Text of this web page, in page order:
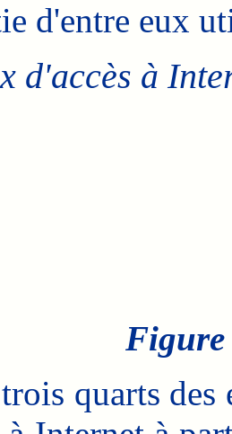
d'entre eux
d'accès à
Figure
quarts des